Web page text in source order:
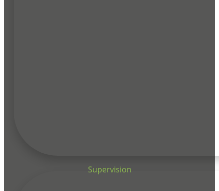
Supervision